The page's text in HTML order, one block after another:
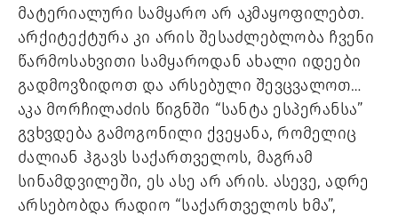
მატერიალური სამყარო არ აკმაყოფილებთ.
არქიტექტურა კი არის შესაძლებლობა ჩვენი
წარმოსახვითი სამყაროდან ახალი იდეები
გადმოვზიდოთ და არსებული შევცვალოთ…
აკა მორჩილაძის წიგნში “სანტა ესპერანსა”
გვხვდება გამოგონილი ქვეყანა, რომელიც
ძალიან ჰგავს საქართველოს, მაგრამ
სინამდვილეში, ეს ასე არ არის. ასევე, ადრე
არსებობდა რადიო “საქართველოს ხმა”,